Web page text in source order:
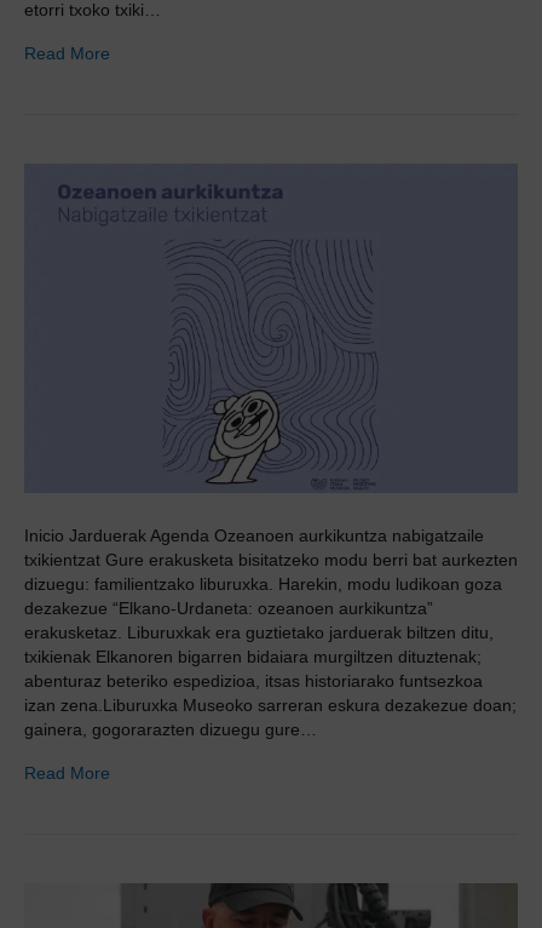
etorri txoko txiki…
Read More
Inicio Jarduerak Agenda Ozeanoen aurkikuntza nabigatzaile
txikientzat Gure erakusketa bisitatzeko modu berri bat aurkezten
dizuegu: familientzako liburuxka. Harekin, modu ludikoan goza
dezakezue “Elkano-Urdaneta: ozeanoen aurkikuntza”
erakusketaz. Liburuxkak era guztietako jarduerak biltzen ditu,
txikienak Elkanoren bigarren bidaiara murgiltzen dituztenak;
abenturaz beteriko espedizioa, itsas historiarako funtsezkoa
izan zena.Liburuxka Museoko sarreran eskura dezakezue doan;
gainera, gogorarazten dizuegu gure…
Read More